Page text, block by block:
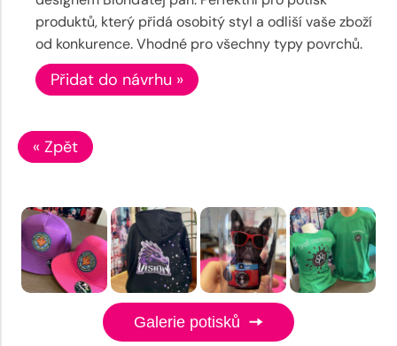
produktů, který přidá osobitý styl a odliší vaše zboží
od konkurence. Vhodné pro všechny typy povrchů.
Přidat do návrhu »
« Zpět
Galerie potisků